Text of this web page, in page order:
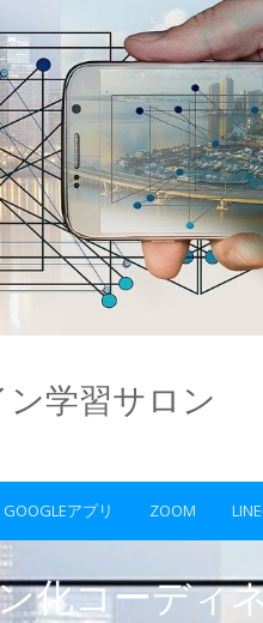
ン学習サロン
GOOGLEアプリ ZOOM
化コーディ